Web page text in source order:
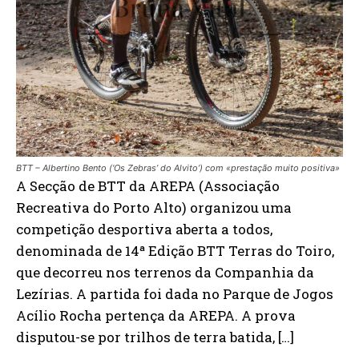
BTT – Albertino Bento (‘Os Zebras’ do Alvito’) com «prestação muito positiva»
A Secção de BTT da AREPA (Associação
Recreativa do Porto Alto) organizou uma
competição desportiva aberta a todos,
denominada de 14ª Edição BTT Terras do Toiro,
que decorreu nos terrenos da Companhia da
Lezírias. A partida foi dada no Parque de Jogos
Acílio Rocha pertença da AREPA. A prova
disputou-se por trilhos de terra batida, […]